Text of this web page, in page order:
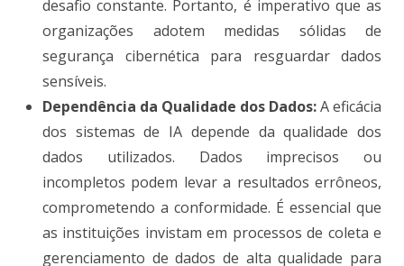
desafio constante. Portanto, é imperativo que as
organizações adotem medidas sólidas de
segurança cibernética para resguardar dados
sensíveis.
Dependência da Qualidade dos Dados:A eficácia
dos sistemas de IA depende da qualidade dos
dados utilizados. Dados imprecisos ou
incompletos podem levar a resultados errôneos,
comprometendo a conformidade. É essencial que
as instituições invistam em processos de coleta e
gerenciamento de dados de alta qualidade para